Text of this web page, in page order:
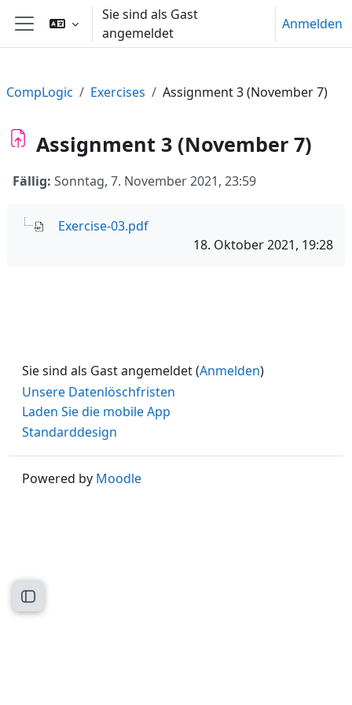
Zum Hauptinhalt
Website-Übersicht
Sie sind als Gast
angemeldet
Anmelden
Kursindex öffnen
CompLogic Exercises Assignment 3 (November 7)
Assignment 3 (November 7)
Fällig: Sonntag, 7. November 2021, 23:59
Exercise-03.pdf
18. Oktober 2021, 19:28
Sie sind als Gast angemeldet (Anmelden)
Unsere Datenlöschfristen
Laden Sie die mobile App
Standarddesign
Powered by Moodle